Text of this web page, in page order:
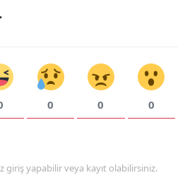
0 0 0
giriş yapabilir veya kayıt olabilirsiniz.